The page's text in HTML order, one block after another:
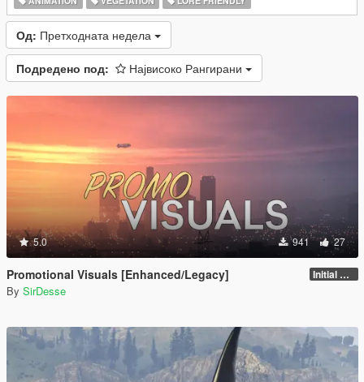
Од: Претходната недела
Подредено под: Највисоко Рангирани
5.0 941 27
Promotional Visuals [Enhanced/Legacy] Initial Release
By SirDesse